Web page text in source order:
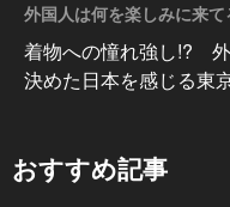
外国人は何を楽しみに来
京！ Vol.8
着物への憧れ強し!?
決めた日本を感じる東
おすすめ記事